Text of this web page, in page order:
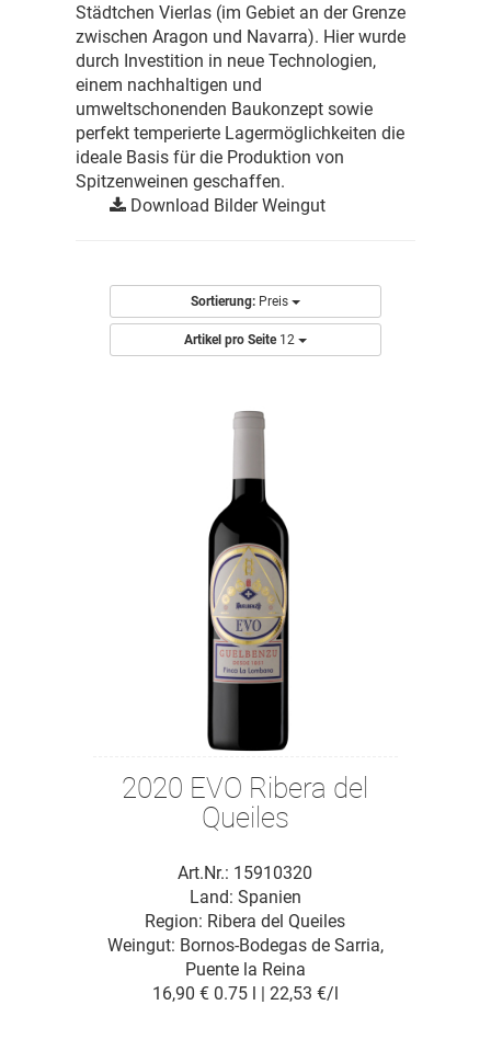
Städtchen Vierlas (im Gebiet an der Grenze
zwischen Aragon und Navarra). Hier wurde
durch Investition in neue Technologien,
einem nachhaltigen und
umweltschonenden Baukonzept sowie
perfekt temperierte Lagermöglichkeiten die
ideale Basis für die Produktion von
Spitzenweinen geschaffen.
Download Bilder Weingut
Sortierung: Preis
Artikel pro Seite 12
2020 EVO Ribera del
Queiles
Art.Nr.: 15910320
Land: Spanien
Region: Ribera del Queiles
Weingut: Bornos-Bodegas de Sarria,
Puente la Reina
16,90 € 0.75 l | 22,53 €/l